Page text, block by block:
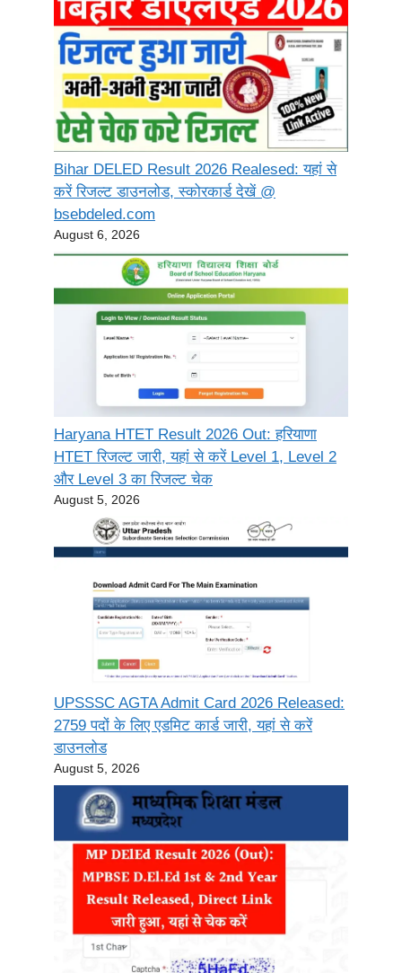
Bihar DELED Result 2026 Realesed: यहां से
करें रिजल्ट डाउनलोड, स्कोरकार्ड देखें @
bsebdeled.com
August 6, 2026
Haryana HTET Result 2026 Out: हरियाणा
HTET रिजल्ट जारी, यहां से करें Level 1, Level 2
और Level 3 का रिजल्ट चेक
August 5, 2026
UPSSSC AGTA Admit Card 2026 Released:
2759 पदों के लिए एडमिट कार्ड जारी, यहां से करें
डाउनलोड
August 5, 2026